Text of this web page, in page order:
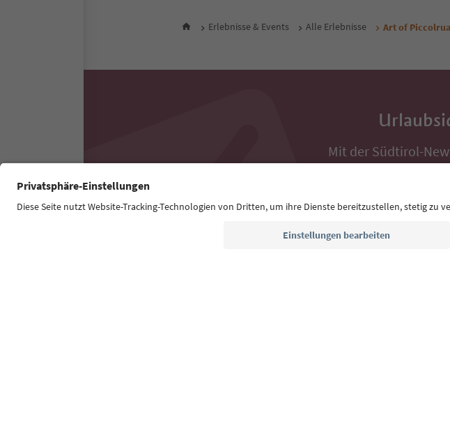
Erlebnisse & Events Alle Erlebnisse Art of
Mit der Südtirol-
Auszeit,
E-Mail Adresse